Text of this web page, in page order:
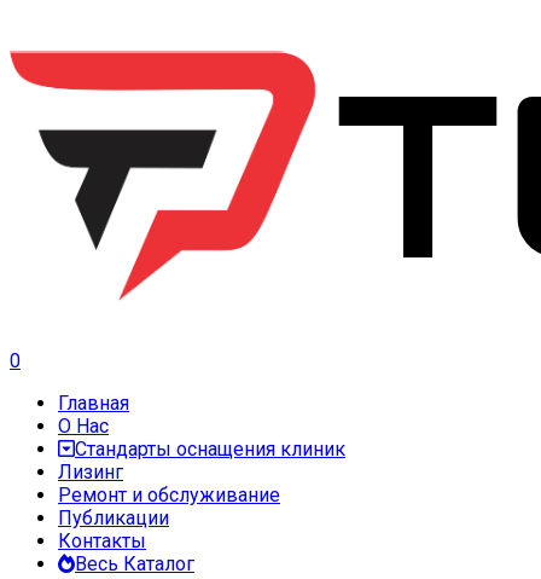
0
Главная
О Нас
Стандарты оснащения клиник
Лизинг
Ремонт и обслуживание
Публикации
Контакты
Весь Каталог